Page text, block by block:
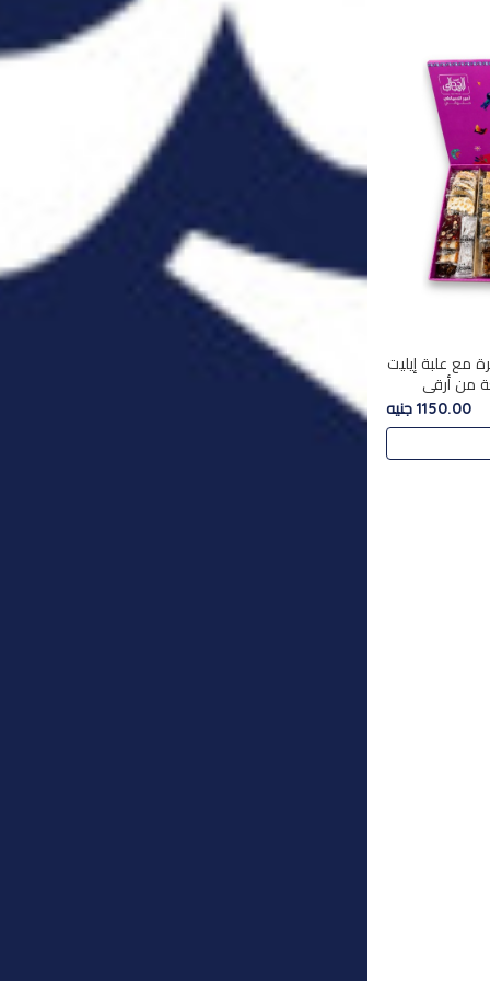
مع علبة إيليت
35 قطعة من أرقى
,معروضة
في..
1150.00 جنيه